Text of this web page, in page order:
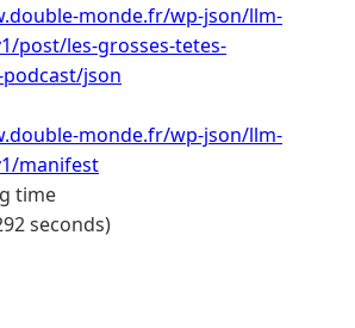
monde.fr/wp-json/llm-
post/les-grosses-tetes-
json
monde.fr/wp-json/llm-
manifest
time
seconds)